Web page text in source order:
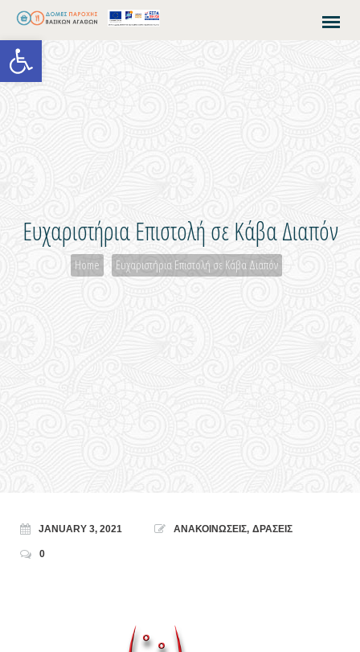
Open toolbar
Ευχαριστήρια Επιστολή σε Κάβα Διαπόν
Home Ευχαριστήρια Επιστολή σε Κάβα Διαπόν
JANUARY 3, 2021 ΑΝΑΚΟΙΝΩΣΕΙΣ, ΔΡΑΣΕΙΣ
0